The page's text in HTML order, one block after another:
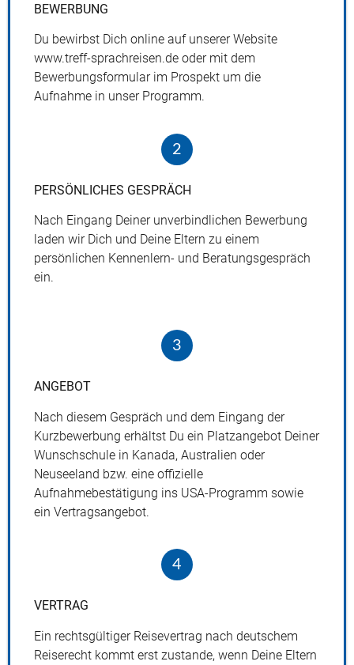
BEWERBUNG
Du bewirbst Dich online auf unserer Website
www.treff-­sprachreisen.de oder mit dem
Bewerbungsformular im Prospekt um die
Aufnahme in unser Programm.
2
PERSÖNLICHES GESPRÄCH
Nach Eingang Deiner unverbindlichen Bewerbung
laden wir Dich und Deine Eltern zu einem
persönlichen Kennenlern- und Beratungsgespräch
ein.
3
ANGEBOT
Nach diesem Gespräch und dem Eingang der
Kurzbewerbung erhältst Du ein Platzangebot Deiner
Wunschschule in Kanada, Australien oder
Neuseeland bzw. eine offizielle
Aufnahmebestätigung ins USA-­Programm sowie
ein Vertragsangebot.
4
VERTRAG
Ein rechtsgültiger Reisevertrag nach deutschem
Reiserecht kommt erst zustande, wenn Deine Eltern